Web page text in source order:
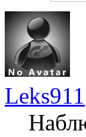
Leks911